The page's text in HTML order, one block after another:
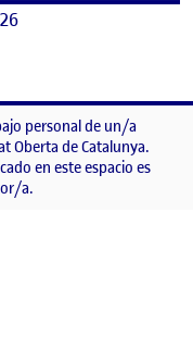
personal de un/a
Oberta de Catalunya.
en este espacio es
a.